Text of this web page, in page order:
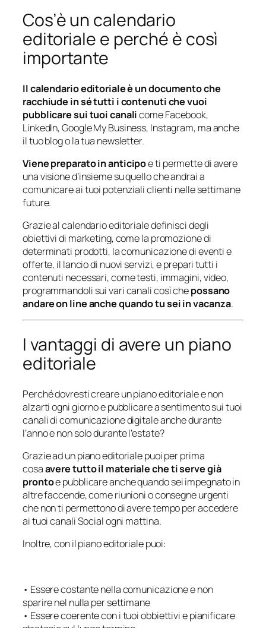
Cos’è un calendario
editoriale e perché è così
importante
Il calendario editoriale è un documento che
racchiude in sé tutti i contenuti che vuoi
pubblicare sui tuoi canalicome Facebook,
LinkedIn, Google My Business, Instagram, ma anche
il tuo blog o la tua newsletter.
Viene preparato in anticipoe ti permette di avere
una visione d’insieme su quello che andrai a
comunicare ai tuoi potenziali clienti nelle settimane
future.
Grazie al calendario editoriale definisci degli
obiettivi di marketing, come la promozione di
determinati prodotti, la comunicazione di eventi e
offerte, il lancio di nuovi servizi, e prepari tutti i
contenuti necessari, come testi, immagini, video,
programmandoli sui vari canali così chepossano
andare on line anche quando tu sei in vacanza.
I vantaggi di avere un piano
editoriale
Perché dovresti creare un piano editoriale e non
alzarti ogni giorno e pubblicare a sentimento sui tuoi
canali di comunicazione digitale anche durante
l’anno e non solo durante l’estate?
Grazie ad un piano editoriale puoi per prima
cosaavere tutto il materiale che ti serve già
prontoe pubblicare anche quando sei impegnato in
altre faccende, come riunioni o consegne urgenti
che non ti permettono di avere tempo per accedere
ai tuoi canali Social ogni mattina.
Inoltre, con il piano editoriale puoi:
• Essere costante nella comunicazione e non
sparire nel nulla per settimane
• Essere coerente con i tuoi obbiettivi e pianificare